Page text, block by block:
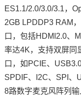
ES1.1/2.0/3.0/3.1，
2GB LPDDP3 RAM
口，包括HDMI2.0、
率达4K，支持双屏同
口，如PCIE、
SPDIF、I2C、 SPI 、
8路数字麦克风阵列输